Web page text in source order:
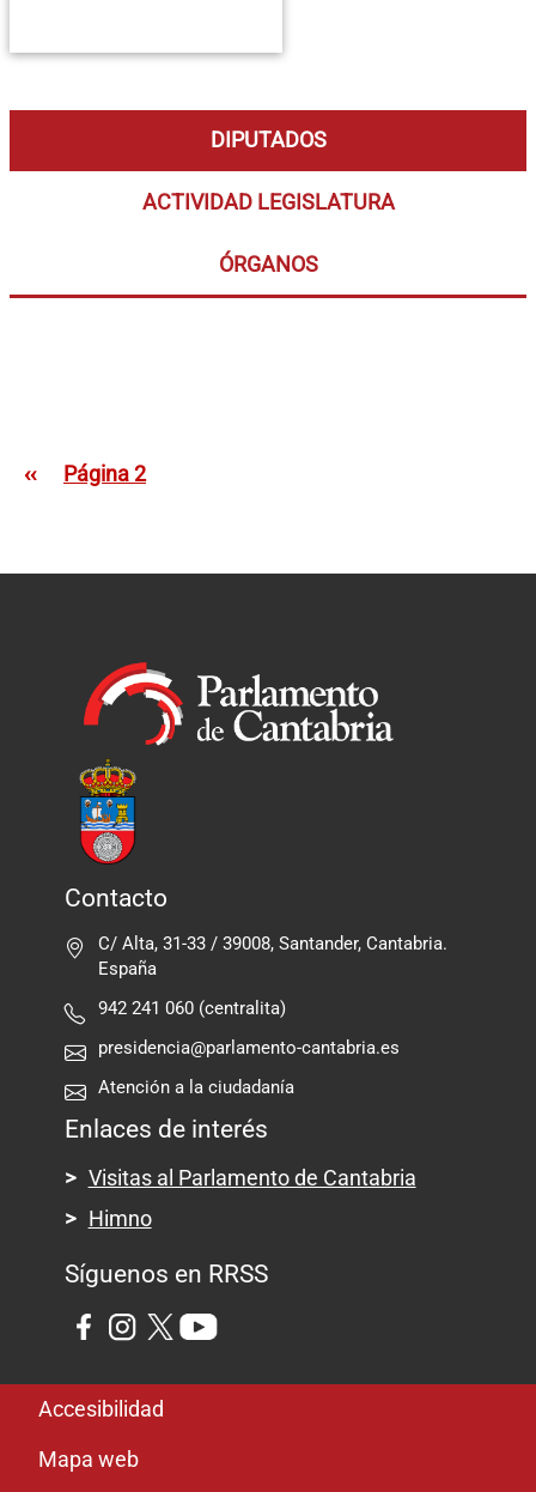
DIPUTADOS
ACTIVIDAD LEGISLATURA
ÓRGANOS
Página anterior
‹‹ Página 2
Contacto
C/ Alta, 31-33 / 39008, Santander, Cantabria.
España
942 241 060 (centralita)
presidencia@parlamento-cantabria.es
Atención a la ciudadanía
Enlaces de interés
Visitas al Parlamento de Cantabria
Himno
Síguenos en RRSS
Pie de página
Accesibilidad
Mapa web